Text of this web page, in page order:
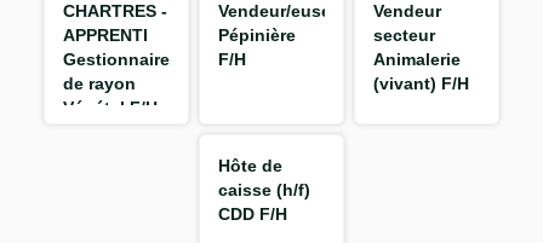
CHARTRES -
APPRENTI
Gestionnaire
de rayon
Végétal F/H
Vendeur/euse
Pépinière
F/H
Vendeur
secteur
Animalerie
(vivant) F/H
Hôte de
caisse (h/f)
CDD F/H